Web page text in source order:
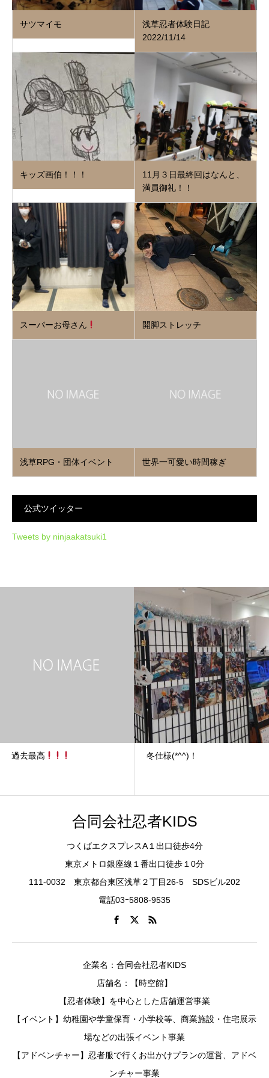
サツマイモ
浅草忍者体験日記
2022/11/14
キッズ画伯！！！
11月３日最終回はなんと、
満員御礼！！
スーパーお母さん 開脚ストレッチ
浅草RPG・団体イベント 世界一可愛い時間稼ぎ
公式ツイッター
Tweets by ninjaakatsuki1
過去最高 冬仕様(*^^)！
合同会社忍者KIDS
つくばエクスプレスA１出口徒歩4分
東京メトロ銀座線１番出口徒歩１0分
111-0032 東京都台東区浅草２丁目26-5 SDSビル202
電話03ｰ5808-9535
企業名：合同会社忍者KIDS
店舗名：【時空館】
【忍者体験】を中心とした店舗運営事業
【イベント】幼稚園や学童保育・小学校等、商業施設・住宅展示
場などの出張イベント事業
【アドベンチャー】忍者服で行くお出かけプランの運営、アドベ
ンチャー事業